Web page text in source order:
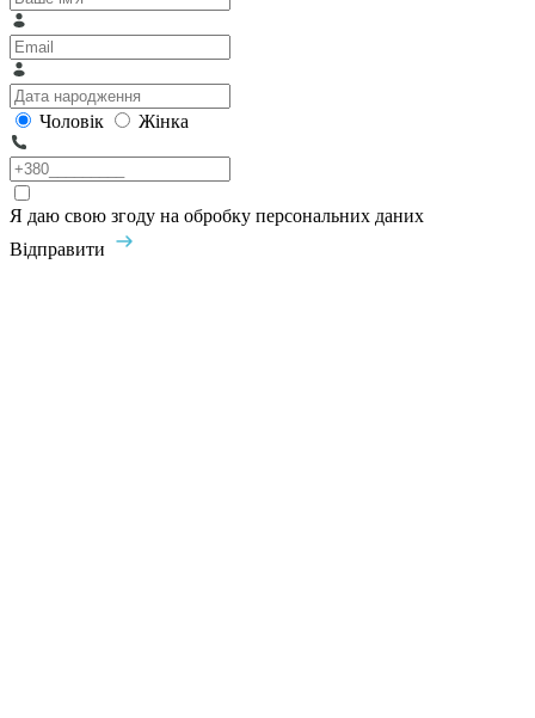
Чоловік Жінка
Я даю свою згоду на обробку персональних даних
Відправити